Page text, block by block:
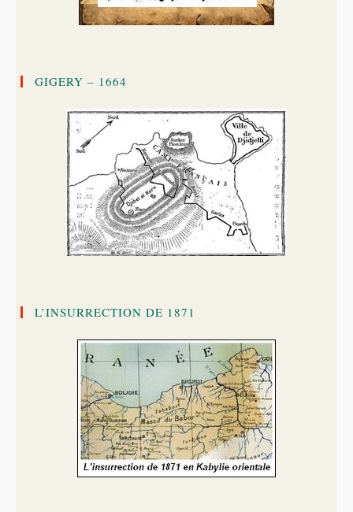
GIGERY – 1664
L’INSURRECTION DE 1871